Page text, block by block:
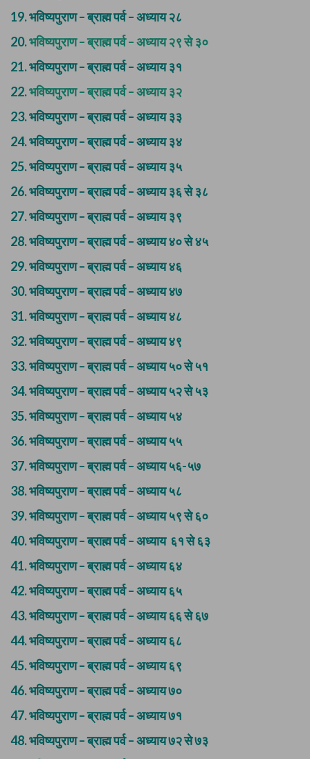
19.भविष्यपुराण – ब्राह्म पर्व – अध्याय २८
20.भविष्यपुराण – ब्राह्म पर्व – अध्याय २९ से ३०
21.भविष्यपुराण – ब्राह्म पर्व – अध्याय ३१
22.भविष्यपुराण – ब्राह्म पर्व – अध्याय ३२
23.भविष्यपुराण – ब्राह्म पर्व – अध्याय ३३
24.भविष्यपुराण – ब्राह्म पर्व – अध्याय ३४
25.भविष्यपुराण – ब्राह्म पर्व – अध्याय ३५
26.भविष्यपुराण – ब्राह्म पर्व – अध्याय ३६ से ३८
27.भविष्यपुराण – ब्राह्म पर्व – अध्याय ३९
28.भविष्यपुराण – ब्राह्म पर्व – अध्याय ४० से ४५
29.भविष्यपुराण – ब्राह्म पर्व – अध्याय ४६
30.भविष्यपुराण – ब्राह्म पर्व – अध्याय ४७
31.भविष्यपुराण – ब्राह्म पर्व – अध्याय ४८
32.भविष्यपुराण – ब्राह्म पर्व – अध्याय ४९
33.भविष्यपुराण – ब्राह्म पर्व – अध्याय ५० से ५१
34.भविष्यपुराण – ब्राह्म पर्व – अध्याय ५२ से ५३
35.भविष्यपुराण – ब्राह्म पर्व – अध्याय ५४
36.भविष्यपुराण – ब्राह्म पर्व – अध्याय ५५
37.भविष्यपुराण – ब्राह्म पर्व – अध्याय ५६-५७
38.भविष्यपुराण – ब्राह्म पर्व – अध्याय ५८
39.भविष्यपुराण – ब्राह्म पर्व – अध्याय ५९ से ६०
40.भविष्यपुराण – ब्राह्म पर्व – अध्याय ६१ से ६३
41.भविष्यपुराण – ब्राह्म पर्व – अध्याय ६४
42.भविष्यपुराण – ब्राह्म पर्व – अध्याय ६५
43.भविष्यपुराण – ब्राह्म पर्व – अध्याय ६६ से ६७
44.भविष्यपुराण – ब्राह्म पर्व – अध्याय ६८
45.भविष्यपुराण – ब्राह्म पर्व – अध्याय ६९
46.भविष्यपुराण – ब्राह्म पर्व – अध्याय ७०
47.भविष्यपुराण – ब्राह्म पर्व – अध्याय ७१
48.भविष्यपुराण – ब्राह्म पर्व – अध्याय ७२ से ७३